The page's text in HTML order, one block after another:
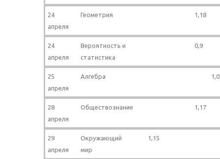
24
апреля
Геометрия 1,18
24
апреля
Вероятность и
статистика
0,9
25
апреля
Алгебра
28
апреля
Обществознание 1,17
29
апреля
Окружающий
мир
1,15